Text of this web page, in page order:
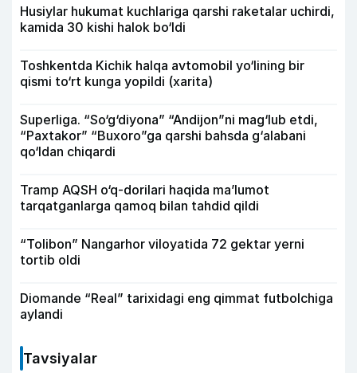
Husiylar hukumat kuchlariga qarshi raketalar uchirdi,
kamida 30 kishi halok bo‘ldi
Toshkentda Kichik halqa avtomobil yo‘lining bir
qismi to‘rt kunga yopildi (xarita)
Superliga. “So‘g‘diyona” “Andijon”ni mag‘lub etdi,
“Paxtakor” “Buxoro”ga qarshi bahsda g‘alabani
qo‘ldan chiqardi
Tramp AQSH o‘q-dorilari haqida ma’lumot
tarqatganlarga qamoq bilan tahdid qildi
“Tolibon” Nangarhor viloyatida 72 gektar yerni
tortib oldi
Diomande “Real” tarixidagi eng qimmat futbolchiga
aylandi
Tavsiyalar